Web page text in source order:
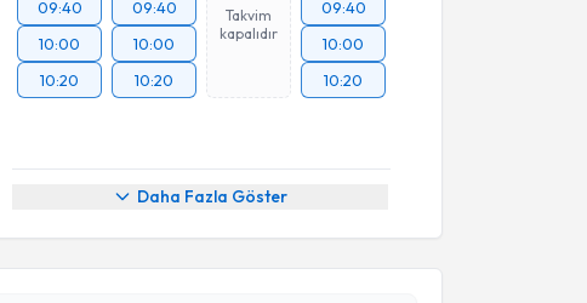
09:40
10:00
10:20
09:40
10:00
10:20
Takvim
kapalıdır
09:40
10:00
10:20
Daha Fazla Göster
Takvimi Talebi